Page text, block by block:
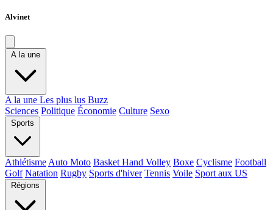
Alvinet
A la une
A la une Les plus lus Buzz
Sciences Politique Économie Culture Sexo
Sports
Athlétisme Auto Moto Basket Hand Volley Boxe Cyclisme Football
Golf Natation Rugby Sports d'hiver Tennis Voile Sport aux US
Régions